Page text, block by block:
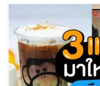
ที่
ปรึกษา